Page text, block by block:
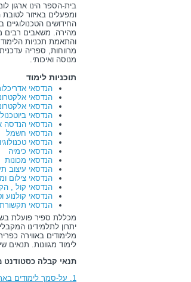
בית-הספר הינו ארגון
ומפעלים באיזור
החידושים
מהירה. משאבים רבים
והתאמת תכניות
מרווחות, ספריה
מנוסה ואיכותי.
תוכניות לימוד
הנדסאי
הנדסאי
הנדסאי
הנדסאי
הנדסאי הנדסה
הנדסאי חשמל
הנדסאי
הנדסאי כימיה
הנדסאי מכונות
הנדסאי עיצוב
הנדסאי צילום
הנדסאי קול ,
הנדסאי קולנוע
הנדסאי
מכללת ספיר פועלת
יתרון לתלמידינו
מלימודים באווירה
לימוד מגוונות. תנאים
תנאי קבלה כסטודנט
1. על-סמך לימודים בארץ - אחד מהתנאים הבאים: